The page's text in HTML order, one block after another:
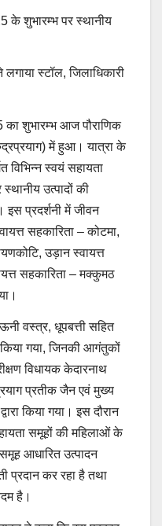
के शुभारम्भ पर स्थानीय
स्टॉल, जिलाधिकारी
का शुभारम्भ आज पौराणिक
में हुआ। यात्रा के
विभिन्न स्वयं सहायता
उत्पादों की
इस प्रदर्शनी में जीवन
सहकारिता – कोटमा,
उड़ान स्वायत्त
सहकारिता – मक्कुमठ
वस्त्र, धूपबत्ती सहित
किया गया, जिनकी आगंतुकों
विधायक केदारनाथ
प्रतीक जैन एवं मुख्य
किया गया। इस दौरान
समूहों की महिलाओं के
आधारित उत्पादन
प्रदान कर रहा है तथा
है।